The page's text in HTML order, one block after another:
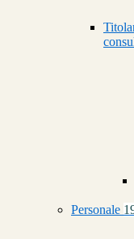
Personale